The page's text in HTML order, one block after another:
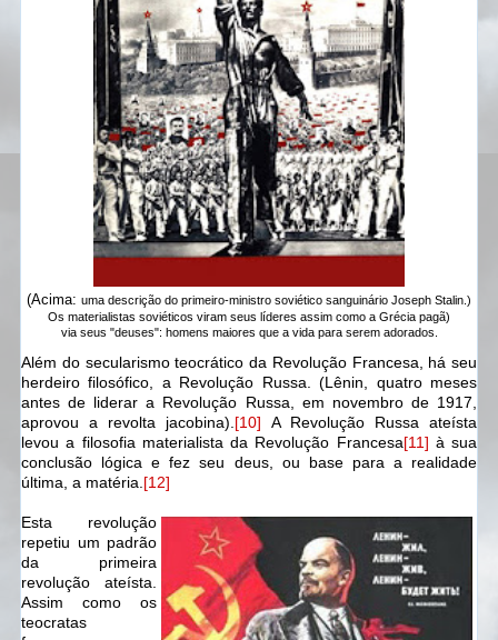
(Acima: uma descrição do primeiro-ministro soviético sanguinário Joseph Stalin.)
Os materialistas soviéticos viram seus líderes assim como a Grécia pagã)
via seus "deuses": homens maiores que a vida para serem adorados.
Além do secularismo teocrático da Revolução Francesa, há seu
herdeiro filosófico, a Revolução Russa. (Lênin, quatro meses
antes de liderar a Revolução Russa, em novembro de 1917,
aprovou a revolta jacobina). [10] A Revolução Russa ateísta
levou a filosofia materialista da Revolução Francesa[11] à sua
conclusão lógica e fez seu deus, ou base para a realidade
última, a matéria. [12]
Esta revolução
repetiu um padrão
da primeira
revolução ateísta.
Assim como os
teocratas